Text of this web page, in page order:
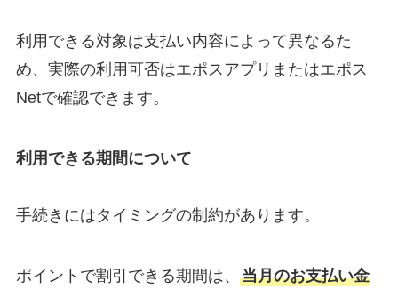
利用できる対象は支払い内容によって異なるた
め、実際の利用可否はエポスアプリまたはエポス
Netで確認できます。
利用できる期間について
手続きにはタイミングの制約があります。
ポイントで割引できる期間は、 当月のお支払い金